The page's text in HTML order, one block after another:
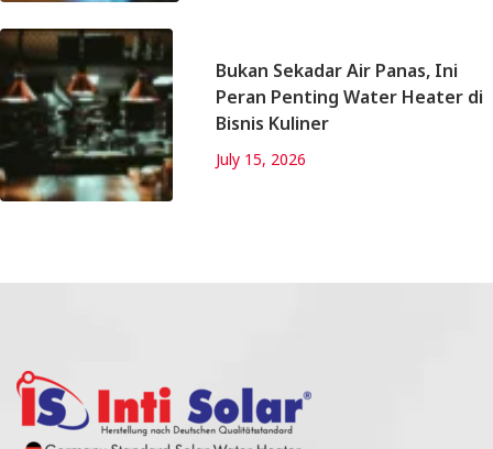
Bukan Sekadar Air Panas, Ini
Peran Penting Water Heater di
Bisnis Kuliner
July 15, 2026